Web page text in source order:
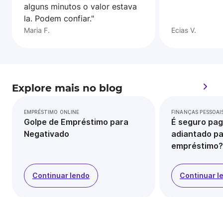
alguns minutos o valor estava
la. Podem confiar."
Maria F. Ecias V.
Explore mais no blog
EMPRÉSTIMO ONLINE
Golpe de Empréstimo para
Negativado
Continuar lendo
FINANÇAS
É seguro
adiantado
empréstimo?
Continuar